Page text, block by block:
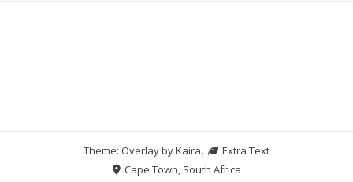
Theme: Overlay byKaira.
Extra Text
Cape Town, South Africa